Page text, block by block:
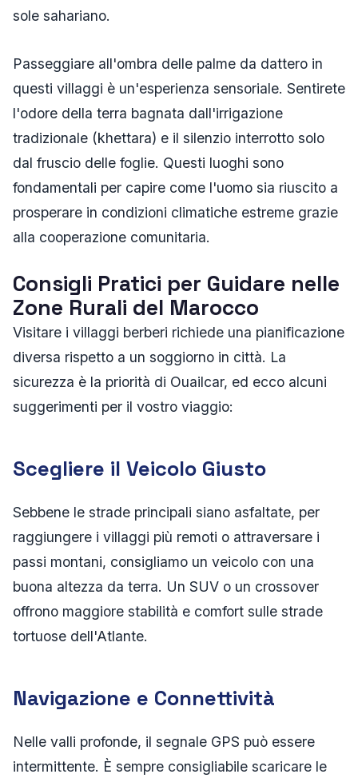
sole sahariano.
Passeggiare all'ombra delle palme da dattero in
questi villaggi è un'esperienza sensoriale. Sentirete
l'odore della terra bagnata dall'irrigazione
tradizionale (khettara) e il silenzio interrotto solo
dal fruscio delle foglie. Questi luoghi sono
fondamentali per capire come l'uomo sia riuscito a
prosperare in condizioni climatiche estreme grazie
alla cooperazione comunitaria.
Consigli Pratici per Guidare nelle
Zone Rurali del Marocco
Visitare i villaggi berberi richiede una pianificazione
diversa rispetto a un soggiorno in città. La
sicurezza è la priorità di Ouailcar, ed ecco alcuni
suggerimenti per il vostro viaggio:
Scegliere il Veicolo Giusto
Sebbene le strade principali siano asfaltate, per
raggiungere i villaggi più remoti o attraversare i
passi montani, consigliamo un veicolo con una
buona altezza da terra. Un SUV o un crossover
offrono maggiore stabilità e comfort sulle strade
tortuose dell'Atlante.
Navigazione e Connettività
Nelle valli profonde, il segnale GPS può essere
intermittente. È sempre consigliabile scaricare le